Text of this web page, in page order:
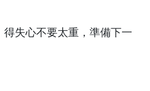
失心不要太重，準備下一